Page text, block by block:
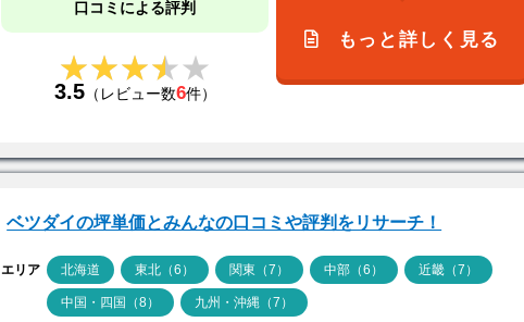
口コミによる評判
★★★★★
★★★★★
3.5（レビュー数6件）
もっと詳しく見る
ベツダイの坪単価とみんなの口コミや評判をリサーチ！
エリア 北海道 東北（6） 関東（7） 中部（6） 近畿（7）
中国・四国（8） 九州・沖縄（7）